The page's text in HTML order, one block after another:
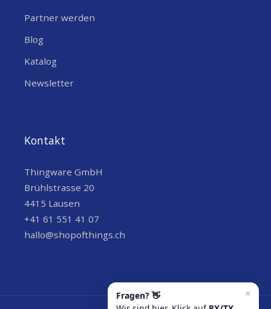
Partner werden
Blog
Katalog
Newsletter
Kontakt
Thingware GmbH
Brühlstrasse 20
4415 Lausen
+41 61 551 41 07
hallo@shopofthings.ch